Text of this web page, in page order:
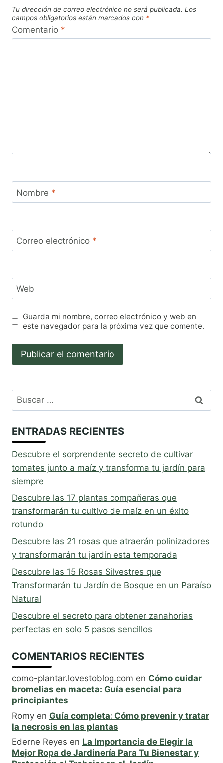
Tu dirección de correo electrónico no será publicada. Los
campos obligatorios están marcados con *
Comentario *
Nombre *
Correo electrónico *
Web
Guarda mi nombre, correo electrónico y web en
este navegador para la próxima vez que comente.
Buscar:
ENTRADAS RECIENTES
Descubre el sorprendente secreto de cultivar
tomates junto a maíz y transforma tu jardín para
siempre
Descubre las 17 plantas compañeras que
transformarán tu cultivo de maíz en un éxito
rotundo
Descubre las 21 rosas que atraerán polinizadores
y transformarán tu jardín esta temporada
Descubre las 15 Rosas Silvestres que
Transformarán tu Jardín de Bosque en un Paraíso
Natural
Descubre el secreto para obtener zanahorias
perfectas en solo 5 pasos sencillos
COMENTARIOS RECIENTES
como-plantar.lovestoblog.com en Cómo cuidar
bromelias en maceta: Guía esencial para
principiantes
Romy en Guía completa: Cómo prevenir y tratar
la necrosis en las plantas
Ederne Reyes en La Importancia de Elegir la
Mejor Ropa de Jardinería Para Tu Bienestar y